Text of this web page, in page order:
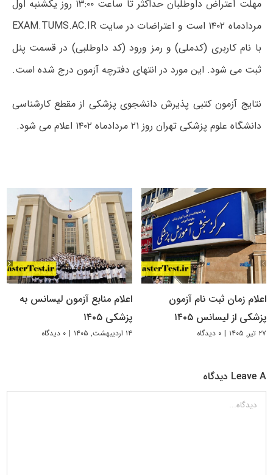
مهلت اعتراض داوطلبان حداکثر تا ساعت ۱۳:۰۰ روز یکشنبه اول
مردادماه ۱۴۰۲ است و اعتراضات در سایت EXAM.TUMS.AC.IR
با نام کاربری (کدملی) و رمز ورود (کد داوطلبی) در قسمت پنل
ثبت می شود. این مورد در انتهای دفترچه آزمون درج شده است.
نتایج آزمون کتبی پذیرش دانشجوی پزشکی از مقطع کارشناسی
دانشگاه علوم پزشکی تهران روز ۲۱ مردادماه ۱۴۰۲ اعلام می شود.
اعلام زمان ثبت نام آزمون
پزشکی از لیسانس ۱۴۰۵
۲۷ تیر, ۱۴۰۵ | ۰ دیدگاه
اعلام منابع آزمون لیسانس به
پزشکی ۱۴۰۵
۱۴ اردیبهشت, ۱۴۰۵ | ۰ دیدگاه
Leave A دیدگاه
دیدگاه